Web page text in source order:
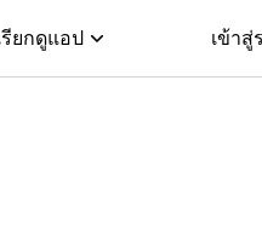
รียกดูแอป เข้าสู่